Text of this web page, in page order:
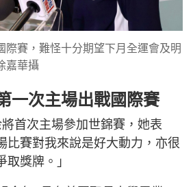
際賽，難怪十分期望下月全運會及明
嘉華攝
一次主場出戰國際賽
首次主場參加世錦賽，她表
比賽對我來說是好大動力，亦很
獎牌。」